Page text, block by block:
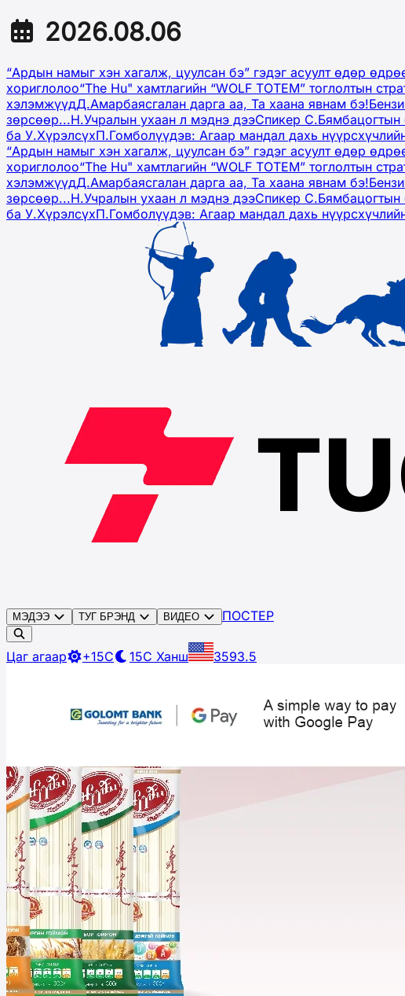
2026.08.06
“Ардын намыг хэн хагалж, цуулсан бэ” гэдэг асуулт өдөр
хориглолоо“The Hu" хамтлагийн “WOLF TOTEM” тоглолтын
хэлэмжүүдД.Амарбаясгалан дарга аа, Та хаана явнам бэ!
зөрсөөр...Н.Учралын ухаан л мэднэ дээСпикер С.Бямбацогтын
ба У.ХүрэлсүхП.Гомболүүдэв: Агаар мандал дахь
“Ардын намыг хэн хагалж, цуулсан бэ” гэдэг асуулт өдөр
хориглолоо“The Hu" хамтлагийн “WOLF TOTEM” тоглолтын
хэлэмжүүдД.Амарбаясгалан дарга аа, Та хаана явнам бэ!
зөрсөөр...Н.Учралын ухаан л мэднэ дээСпикер С.Бямбацогтын
ба У.ХүрэлсүхП.Гомболүүдэв: Агаар мандал дахь
МЭДЭЭ ТУГ БРЭНД ВИДЕО ПОСТЕР
Цаг агаар +15C 15C Ханш 3593.5